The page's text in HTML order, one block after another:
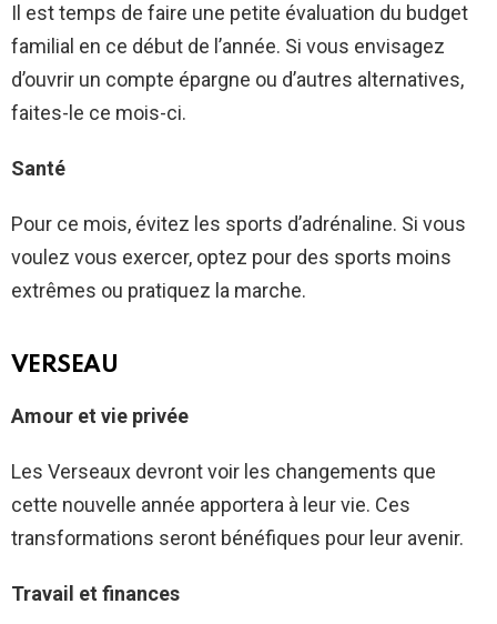
Il est temps de faire une petite évaluation du budget
familial en ce début de l’année. Si vous envisagez
d’ouvrir un compte épargne ou d’autres alternatives,
faites-le ce mois-ci.
Santé
Pour ce mois, évitez les sports d’adrénaline. Si vous
voulez vous exercer, optez pour des sports moins
extrêmes ou pratiquez la marche.
VERSEAU
Amour et vie privée
Les Verseaux devront voir les changements que
cette nouvelle année apportera à leur vie. Ces
transformations seront bénéfiques pour leur avenir.
Travail et finances